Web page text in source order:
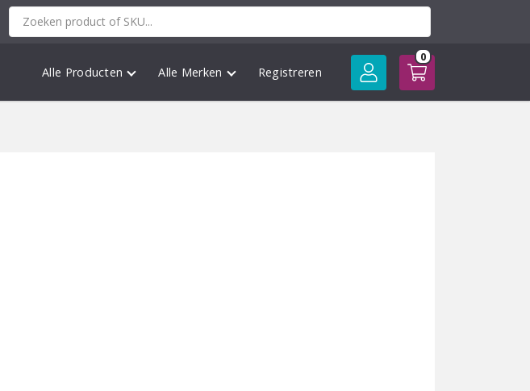
Alle Producten Alle Merken Registreren
0